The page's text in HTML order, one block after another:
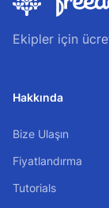
Ekipler için
Hakkında
Bize Ulaşın
Fiyatlandırma
Tutorials